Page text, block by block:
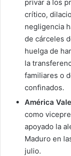
privar a los
crítico,
negligencia
de cárceles
huelga de
la
familiares o
confinados.
América
como
apoyado la
Maduro en
julio.